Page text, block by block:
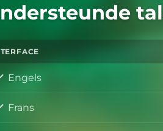
Engels
Frans